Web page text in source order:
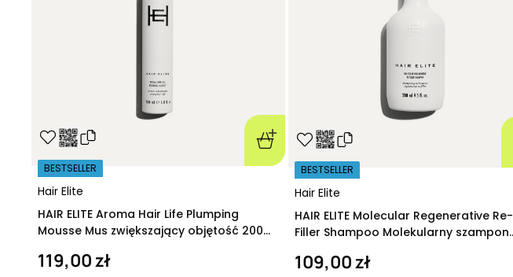
Hair Elite
BESTSELLER
HAIR ELITE Aroma Hair Life Plumping
Mousse Mus zwiększający objętość 200
119,00 zł
Hair Elite
BESTSELLER
HAIR ELITE Molecular Regenerative Re-
Filler Shampoo Molekularny szampon
109,00 zł